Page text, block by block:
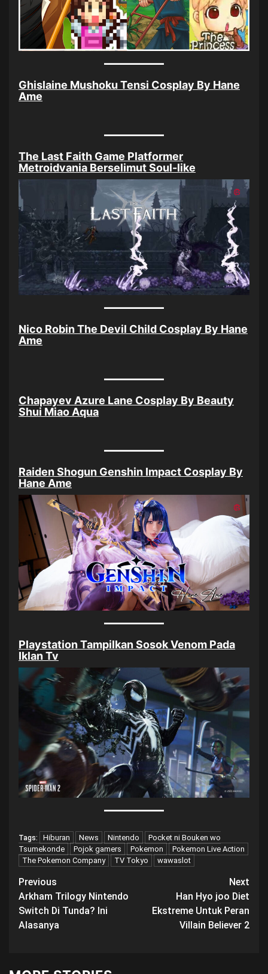
Ghislaine Mushoku Tensi Cosplay By Hane
Ame
The Last Faith Game Platformer
Metroidvania Berselimut Soul-like
Nico Robin The Devil Child Cosplay By Hane
Ame
Chapayev Azure Lane Cosplay By Beauty
Shui Miao Aqua
Raiden Shogun Genshin Impact Cosplay By
Hane Ame
Playstation Tampilkan Sosok Venom Pada
Iklan Tv
Tags: Hiburan News Nintendo
Pocket ni Bouken wo
Tsumekonde
Pojok gamers Pokemon
Pokemon Live Action
The Pokemon Company
TV Tokyo wawaslot
Post
navigation
Previous
Arkham Trilogy Nintendo
Switch Di Tunda? Ini
Alasanya
Next
Han Hyo joo Diet
Ekstreme Untuk Peran
Villain Believer 2